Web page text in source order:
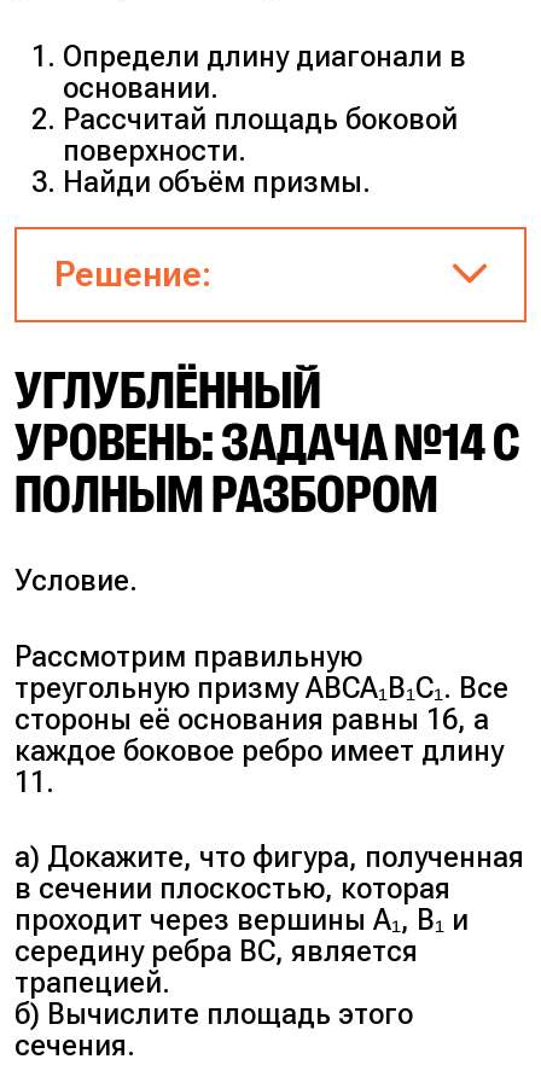
Определи длину диагонали в
основании.
Рассчитай площадь боковой
поверхности.
Найди объём призмы.
Решение:
Диагональ квадрата в
основании.
Формула диагонали
квадрата: d = a√2.
Подставляем: d = 3√2.
Площадь боковой
поверхности.
квадрата: P₀ = 4 * 3 = 12.
Теперь по формуле: Sбок =
P₀ * H = 12 * 8 = 96.
Ответ:96.
3 = 9.
Применяем основную
формулу: V = S₀ * H = 9 * 8 =
72.
Ответ:
72.
УГЛУБЛЁННЫЙ
УРОВЕНЬ: ЗАДАЧА №14 С
ПОЛНЫМ РАЗБОРОМ
Условие.
Рассмотрим правильную
треугольную призму ABCA₁B₁C₁. Все
стороны её основания равны 16, а
каждое боковое ребро имеет длину
11.
а) Докажите, что фигура, полученная
в сечении плоскостью, которая
проходит через вершины A₁, B₁ и
середину ребра BC, является
трапецией.
б) Вычислите площадь этого
сечения.